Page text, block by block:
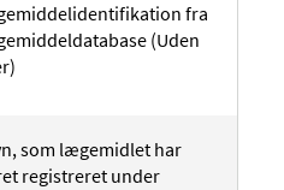
fra
(Uden
som lægemidlet har
registreret under